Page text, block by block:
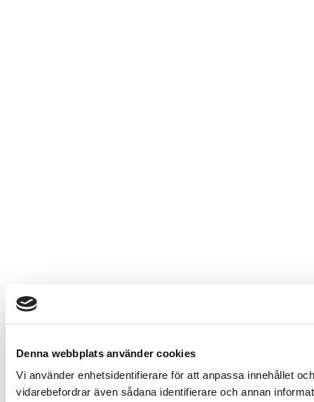
Denna webbplats använder cookies
Vi använder enhetsidentifierare för att anpassa innehållet
vidarebefordrar även sådana identifierare och annan